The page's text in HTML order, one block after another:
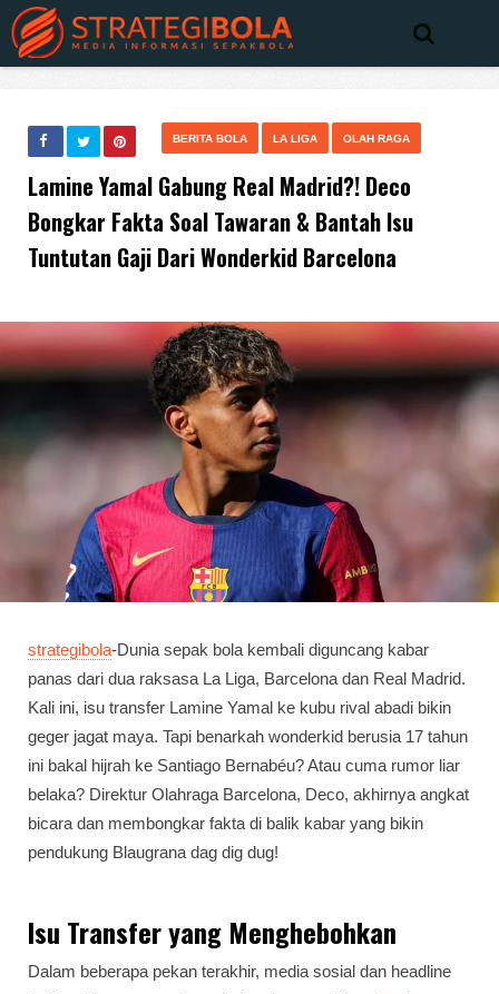
BERITA BOLA LA LIGA OLAH RAGA
Lamine Yamal Gabung Real Madrid?! Deco
Bongkar Fakta Soal Tawaran & Bantah Isu
Tuntutan Gaji Dari Wonderkid Barcelona
strategibola-Dunia sepak bola kembali diguncang kabar
panas dari dua raksasa La Liga, Barcelona dan Real Madrid.
Kali ini, isu transfer Lamine Yamal ke kubu rival abadi bikin
geger jagat maya. Tapi benarkah wonderkid berusia 17 tahun
ini bakal hijrah ke Santiago Bernabéu? Atau cuma rumor liar
belaka? Direktur Olahraga Barcelona, Deco, akhirnya angkat
bicara dan membongkar fakta di balik kabar yang bikin
pendukung Blaugrana dag dig dug!
Isu Transfer yang Menghebohkan
Dalam beberapa pekan terakhir, media sosial dan headline